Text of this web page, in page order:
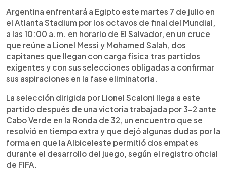
► Escuchar artículo
Argentina enfrentará a Egipto en los octavos del
Mundial 2026 en un partido marcado por el duelo
entre Lionel Messi y Mohamed Salah. La
Albiceleste llega con la necesidad de mejorar su
imagen tras sufrir ante Cabo Verde, mientras los
Faraones buscan prolongar su campaña histórica
después de eliminar a Australia por penales.
Argentina enfrentará a Egipto este martes 7 de julio en
el Atlanta Stadium por los octavos de final del Mundial,
a las 10:00 a.m. en horario de El Salvador, en un cruce
que reúne a Lionel Messi y Mohamed Salah, dos
capitanes que llegan con carga física tras partidos
exigentes y con sus selecciones obligadas a confirmar
sus aspiraciones en la fase eliminatoria.
La selección dirigida por Lionel Scaloni llega a este
partido después de una victoria trabajada por 3-2 ante
Cabo Verde en la Ronda de 32, un encuentro que se
resolvió en tiempo extra y que dejó algunas dudas por la
forma en que la Albiceleste permitió dos empates
durante el desarrollo del juego, según el registro oficial
de FIFA.